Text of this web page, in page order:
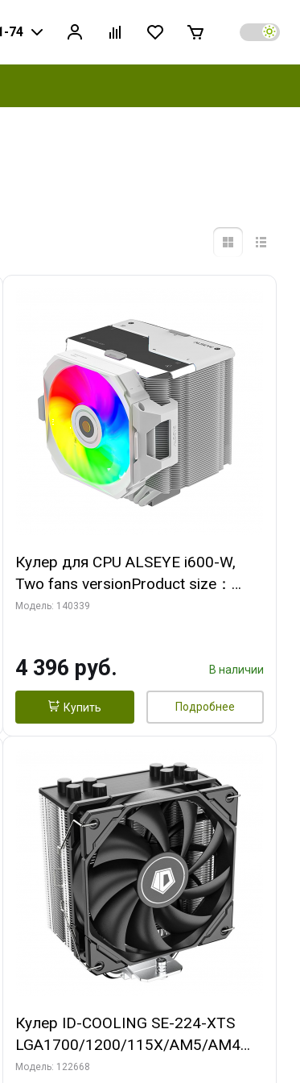
74
Кулер для CPU ALSEYE i600-W,
Two fans versionProduct size：
144x121x159mmTDP：
LGA115X,1200,1700,1366,2011AM
D：AM4
Модель: 140339
4 396 руб. В наличии
Купить Подробнее
Кулер ID-COOLING SE-224-XTS
LGA1700/1200/115X/AM5/AM4
(10шт/кор, TDP 220W, PWM, 4
Модель: 122668